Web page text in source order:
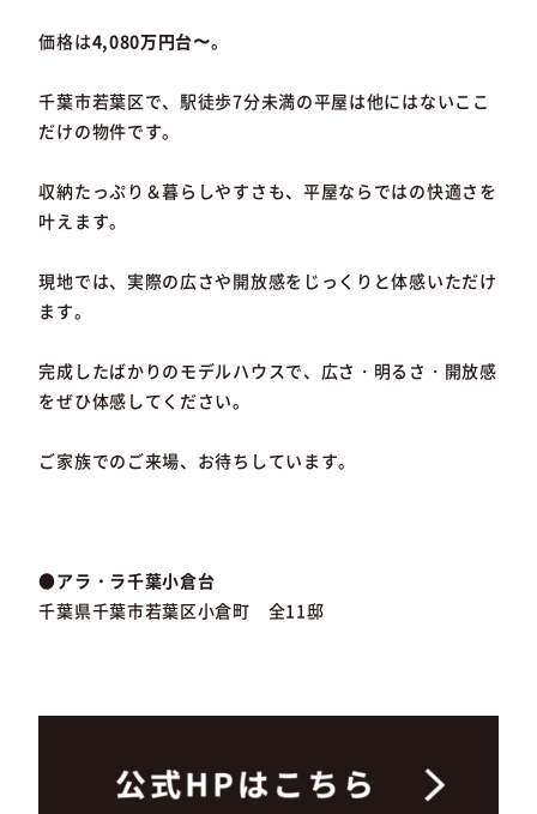
価格は4,080万円台〜。
千葉市若葉区で、駅徒歩7分未満の平屋は他にはないここ
だけの物件です。
収納たっぷり＆暮らしやすさも、平屋ならではの快適さを
叶えます。
現地では、実際の広さや開放感をじっくりと体感いただけ
ます。
完成したばかりのモデルハウスで、広さ・明るさ・開放感
をぜひ体感してください。
ご家族でのご来場、お待ちしています。
●アラ・ラ千葉小倉台
千葉県千葉市若葉区小倉町 全11邸